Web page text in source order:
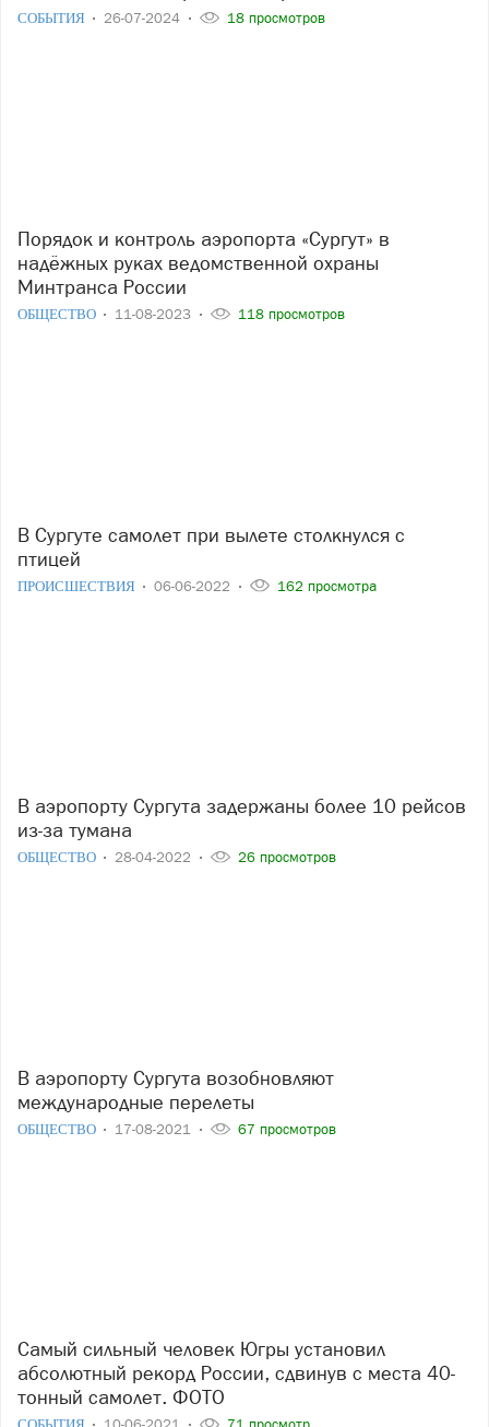
СОБЫТИЯ 26-07-2024 18 просмотров
Порядок и контроль аэропорта «Сургут» в
надёжных руках ведомственной охраны
Минтранса России
ОБЩЕСТВО 11-08-2023 118 просмотров
В Сургуте самолет при вылете столкнулся с
птицей
ПРОИСШЕСТВИЯ 06-06-2022 162 просмотра
В аэропорту Сургута задержаны более 10 рейсов
из-за тумана
ОБЩЕСТВО 28-04-2022 26 просмотров
В аэропорту Сургута возобновляют
международные перелеты
ОБЩЕСТВО 17-08-2021 67 просмотров
Самый сильный человек Югры установил
абсолютный рекорд России, сдвинув с места 40-
тонный самолет. ФОТО